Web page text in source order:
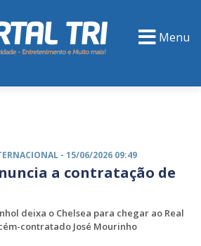
Menu
- 15/06/2026 09:49
a contratação de
deixa o Chelsea para chegar ao Real
contratado José Mourinho